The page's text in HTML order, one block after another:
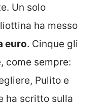
Un solo
ha messo
euro. Cinque gli
come sempre:
Pulito e
ha scritto sulla